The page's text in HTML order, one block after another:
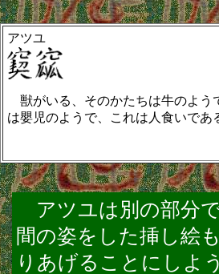
アツユ
獣がいる、そのかたちは牛のよう
は嬰児のようで、これは人食いであ
アツユは別の部分
間の姿をした挿し絵
りあげることにしよ